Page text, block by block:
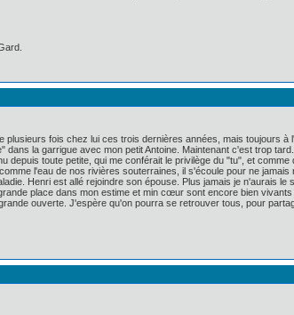
plusieurs fois chez lui ces trois dernières années, mais toujours
la garrigue avec mon petit Antoine. Maintenant c'est trop
depuis toute petite, qui me conférait le privilège du "tu", et
l'eau de nos rivières souterraines, il s'écoule pour ne
Henri est allé rejoindre son épouse. Plus jamais je n'aurais
place dans mon estime et min cœur sont encore bien
ouverte. J'espère qu'on pourra se retrouver tous, pour